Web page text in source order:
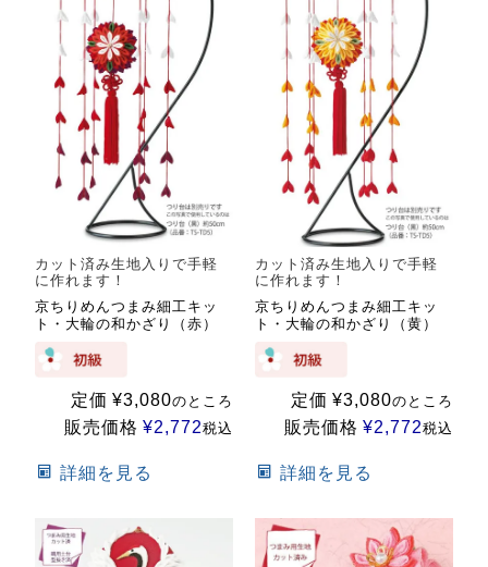
カット済み生地入りで手軽
に作れます！
京ちりめんつまみ細工キッ
ト・大輪の和かざり（赤）
定価 ¥3,080のところ
販売価格 ¥2,772税込
詳細を見る
カット済み生地入りで手軽
に作れます！
京ちりめんつまみ細工キッ
ト・大輪の和かざり（黄）
定価 ¥3,080のところ
販売価格 ¥2,772税込
詳細を見る